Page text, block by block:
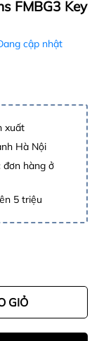
FMBG3 Key
cập nhật
xuất
Hà Nội
đơn hàng ở
5 triệu
GIỎ